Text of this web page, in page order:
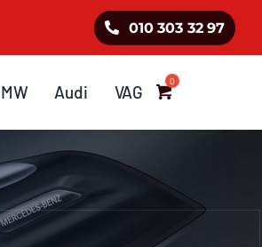
010 303 32 97
Audi VAG